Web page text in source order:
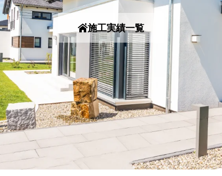
お客様のお声
施工実績一覧